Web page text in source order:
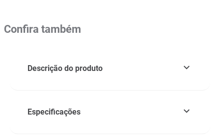
Confira também
Descrição do produto
Especificações